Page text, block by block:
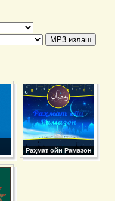
Раҳмат ойи Рамазон